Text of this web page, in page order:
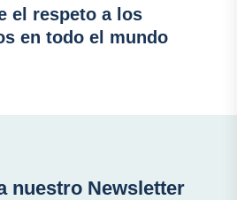
el respeto a los
en todo el mundo
nuestro Newsletter